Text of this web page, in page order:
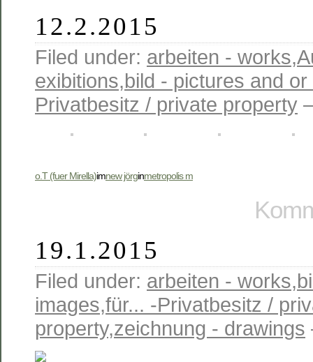
12.2.2015
Filed under: arbeiten - works,
exibitions,bild - pictures and
Privatbesitz / private property
o.T (fuer Mirella)imnew jörginmetropolis m
19.1.2015
Filed under: arbeiten - works,
images,für... -Privatbesitz /
property,zeichnung - drawings